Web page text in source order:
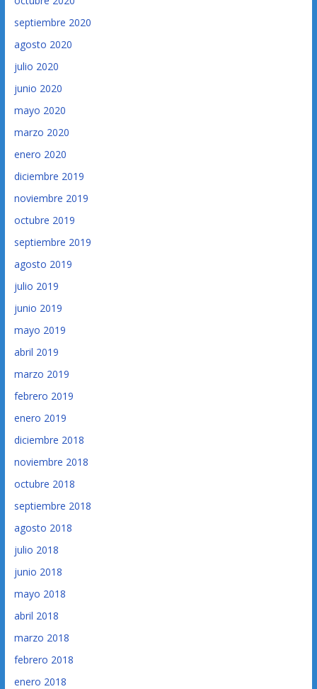
septiembre 2020
agosto 2020
julio 2020
junio 2020
mayo 2020
marzo 2020
enero 2020
diciembre 2019
noviembre 2019
octubre 2019
septiembre 2019
agosto 2019
julio 2019
junio 2019
mayo 2019
abril 2019
marzo 2019
febrero 2019
enero 2019
diciembre 2018
noviembre 2018
octubre 2018
septiembre 2018
agosto 2018
julio 2018
junio 2018
mayo 2018
abril 2018
marzo 2018
febrero 2018
enero 2018